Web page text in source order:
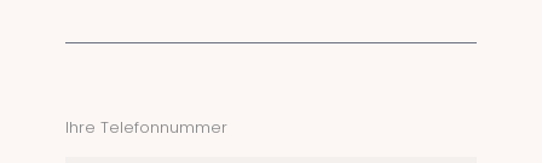
Ihre Telefonnummer